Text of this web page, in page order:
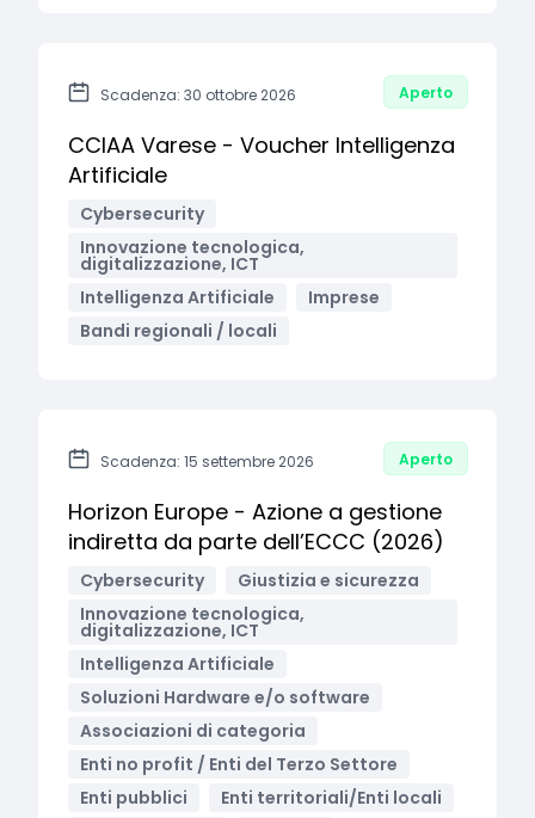
Scadenza: 30 ottobre 2026 Aperto
CCIAA Varese - Voucher Intelligenza
Artificiale
Cybersecurity
Innovazione tecnologica,
digitalizzazione, ICT
Intelligenza Artificiale
Imprese
Bandi regionali / locali
Scadenza: 15 settembre 2026 Aperto
Horizon Europe - Azione a gestione
indiretta da parte dell’ECCC (2026)
Cybersecurity
Giustizia e sicurezza
Innovazione tecnologica,
digitalizzazione, ICT
Intelligenza Artificiale
Soluzioni Hardware e/o software
Associazioni di categoria
Enti no profit / Enti del Terzo Settore
Enti pubblici
Enti territoriali/Enti locali